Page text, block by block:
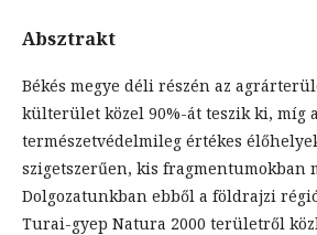
Absztrakt
Békés megye déli részén az
külterület közel 90%-át teszik ki, míg a
természetvédelmileg értékes
szigetszerűen, kis fragmentumokban
Dolgozatunkban ebből a földrajzi
Turai-gyep Natura 2000 területről